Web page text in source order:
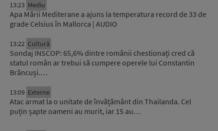
13:23 Mediu
Apa Mării Mediterane a ajuns la temperatura record de 33 de
grade Celsius în Mallorca | AUDIO
13:22 Cultură
Sondaj INSCOP: 65,6% dintre românii chestionați cred că
statul român ar trebui să cumpere operele lui Constantin
Brâncuși.…
13:09 Externe
Atac armat la o unitate de învățământ din Thailanda. Cel
puțin șapte oameni au murit, iar 15 au…